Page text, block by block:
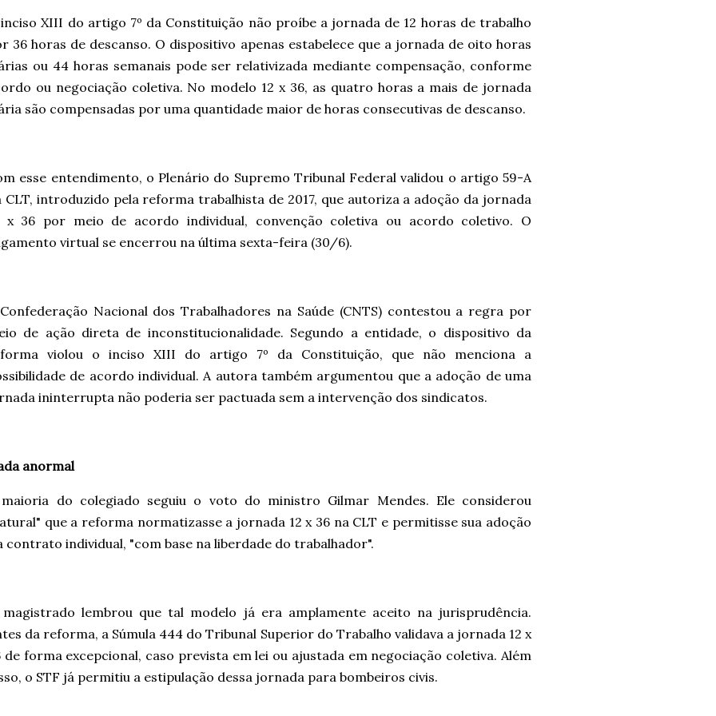
XIII do artigo 7º da Constituição não proíbe a jornada de 12 horas de trabalho
36 horas de descanso. O dispositivo apenas estabelece que a jornada de oito horas
ou 44 horas semanais pode ser relativizada mediante compensação, conforme
ou negociação coletiva. No modelo 12 x 36, as quatro horas a mais de jornada
são compensadas por uma quantidade maior de horas consecutivas de descanso.
esse entendimento, o Plenário do Supremo Tribunal Federal validou o artigo 59-A
CLT, introduzido pela reforma trabalhista de 2017, que autoriza a adoção da jornada
x 36 por meio de acordo individual, convenção coletiva ou acordo coletivo. O
virtual se encerrou na última sexta-feira (30/6).
Nacional dos Trabalhadores na Saúde (CNTS) contestou a regra por
de ação direta de inconstitucionalidade. Segundo a entidade, o dispositivo da
violou o inciso XIII do artigo 7º da Constituição, que não menciona a
de acordo individual. A autora também argumentou que a adoção de uma
ininterrupta não poderia ser pactuada sem a intervenção dos sindicatos.
anormal
do colegiado seguiu o voto do ministro Gilmar Mendes. Ele considerou
que a reforma normatizasse a jornada 12 x 36 na CLT e permitisse sua adoção
contrato individual, "com base na liberdade do trabalhador".
magistrado lembrou que tal modelo já era amplamente aceito na jurisprudência.
da reforma, a Súmula 444 do Tribunal Superior do Trabalho validava a jornada 12 x
de forma excepcional, caso prevista em lei ou ajustada em negociação coletiva. Além
o STF já permitiu a estipulação dessa jornada para bombeiros civis.